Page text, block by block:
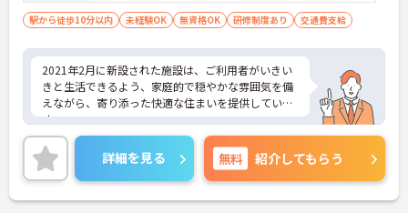
駅から徒歩10分以内 未経験OK 無資格OK 研修制度あり 交通費支給
2021年2月に新設された施設は、ご利用者がいきい
きと生活できるよう、家庭的で穏やかな雰囲気を備
えながら、寄り添った快適な住まいを提供していま
す。
社員同士の交流が深まるよう、イベントが実施され
ているため、アットホームな雰囲気の職場です。駅
から徒歩5分の立地で、バイクや自転車での通勤も
できるため、通勤手段を選ぶことができます。
ご興味のある方には、面接対策ポイントなど、さら
詳細を見る 無料 紹介してもらう